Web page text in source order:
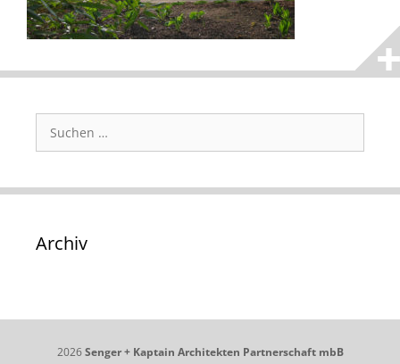
Suchen
nach:
Archiv
2026Senger + Kaptain Architekten Partnerschaft mbB